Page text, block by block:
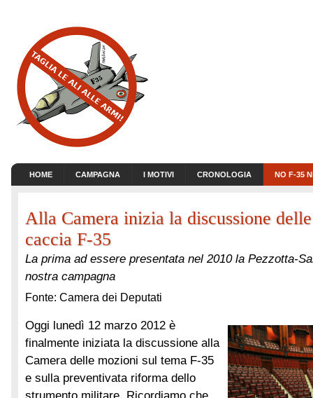
HOME CAMPAGNA I MOTIVI CRONOLOGIA NO F-35
Alla Camera inizia la discussione
caccia F-35
La prima ad essere presentata nel 2010 la Pezzotta-
nostra campagna
Fonte: Camera dei Deputati
Oggi lunedì 12 marzo 2012 è
finalmente iniziata la discussione alla
Camera delle mozioni sul tema F-35
e sulla preventivata riforma dello